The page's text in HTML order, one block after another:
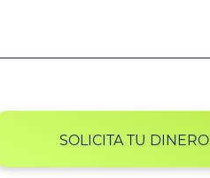
SOLICITA TU DINERO